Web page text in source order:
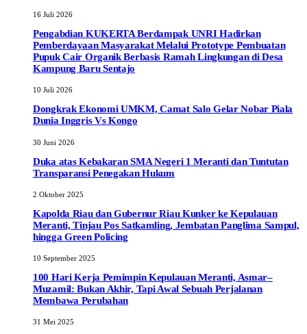
16 Juli 2026
Pengabdian KUKERTA Berdampak UNRI Hadirkan
Pemberdayaan Masyarakat Melalui Prototype Pembuatan
Pupuk Cair Organik Berbasis Ramah Lingkungan di Desa
Kampung Baru Sentajo
10 Juli 2026
Dongkrak Ekonomi UMKM, Camat Salo Gelar Nobar Piala
Dunia Inggris Vs Kongo
30 Juni 2026
Duka atas Kebakaran SMA Negeri 1 Meranti dan Tuntutan
Transparansi Penegakan Hukum
2 Oktober 2025
Kapolda Riau dan Gubernur Riau Kunker ke Kepulauan
Meranti, Tinjau Pos Satkamling, Jembatan Panglima Sampul,
hingga Green Policing
10 September 2025
100 Hari Kerja Pemimpin Kepulauan Meranti, Asmar–
Muzamil: Bukan Akhir, Tapi Awal Sebuah Perjalanan
Membawa Perubahan
31 Mei 2025